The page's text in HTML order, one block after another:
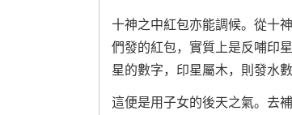
十神之中紅包亦能調候。從十
們發的紅包，實質上是反哺印
星的數字，印星屬木，則發水
這便是用子女的後天之氣。去